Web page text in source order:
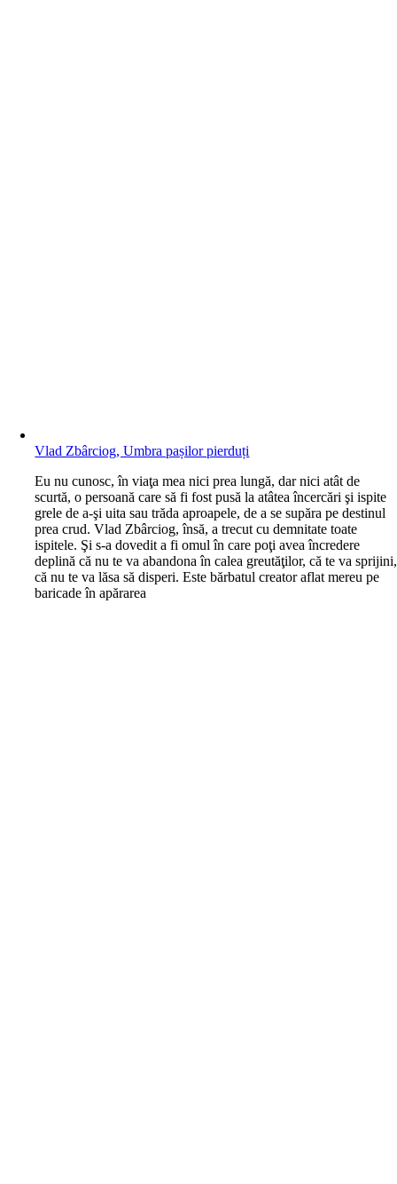
Vlad Zbârciog, Umbra pașilor pierduți
Eu nu cunosc, în viaţa mea nici prea lungă, dar nici atât de
scurtă, o persoană care să fi fost pusă la atâtea încercări şi ispite
grele de a-şi uita sau trăda aproapele, de a se supăra pe destinul
prea crud. Vlad Zbârciog, însă, a trecut cu demnitate toate
ispitele. Şi s-a dovedit a fi omul în care poţi avea încredere
deplină că nu te va abandona în calea greutăţilor, că te va sprijini,
că nu te va lăsa să disperi. Este bărbatul creator aflat mereu pe
baricade în apărarea